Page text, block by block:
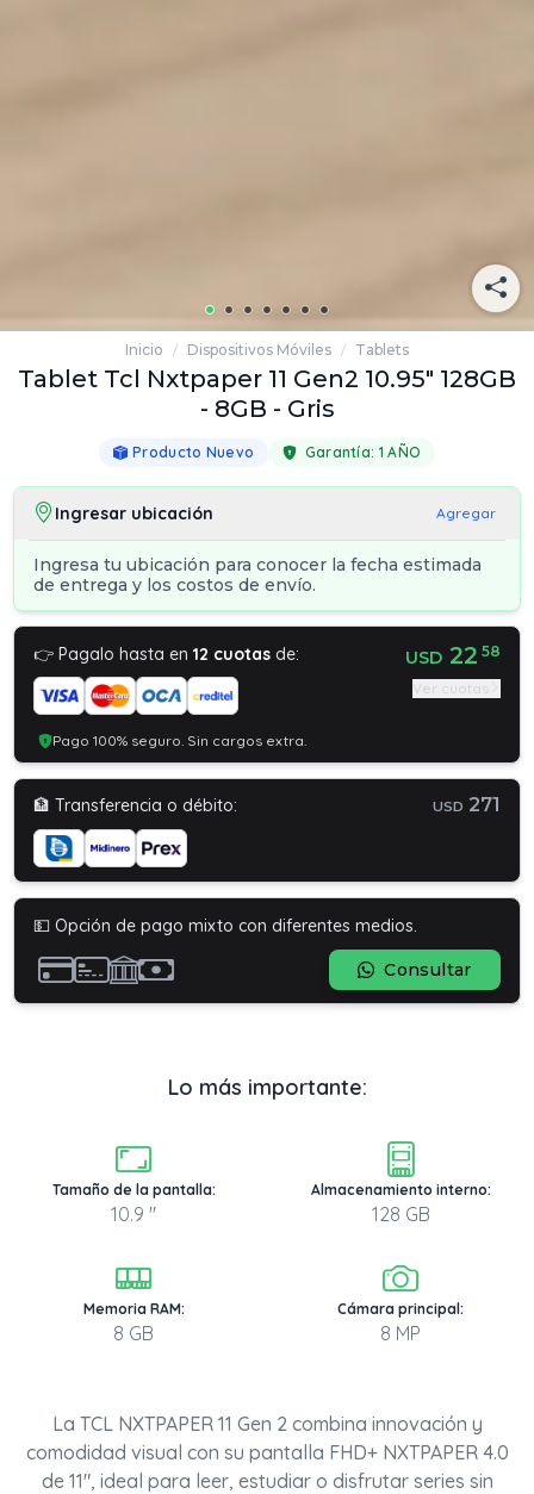
Inicio / Dispositivos Móviles / Tablets
Tablet Tcl Nxtpaper 11 Gen2 10.95" 128GB
- 8GB - Gris
Producto Nuevo Garantía: 1 AÑO
Ingresar ubicación Agregar
Ingresa tu ubicación para conocer la fecha estimada
de entrega y los costos de envío.
👉 Pagalo hasta en12 cuotas de:
Pago 100% seguro. Sin cargos extra.
USD 22 58
Ver cuotas
🏦 Transferencia o débito: USD 271
💵 Opción de pago mixto con diferentes medios.
Consultar
Lo más importante:
Tamaño de la pantalla:
10.9 "
Almacenamiento interno:
128 GB
Memoria RAM:
8 GB
Cámara principal:
8 MP
La TCL NXTPAPER 11 Gen 2 combina innovación y
comodidad visual con su pantalla FHD+ NXTPAPER 4.0
de 11", ideal para leer, estudiar o disfrutar series sin